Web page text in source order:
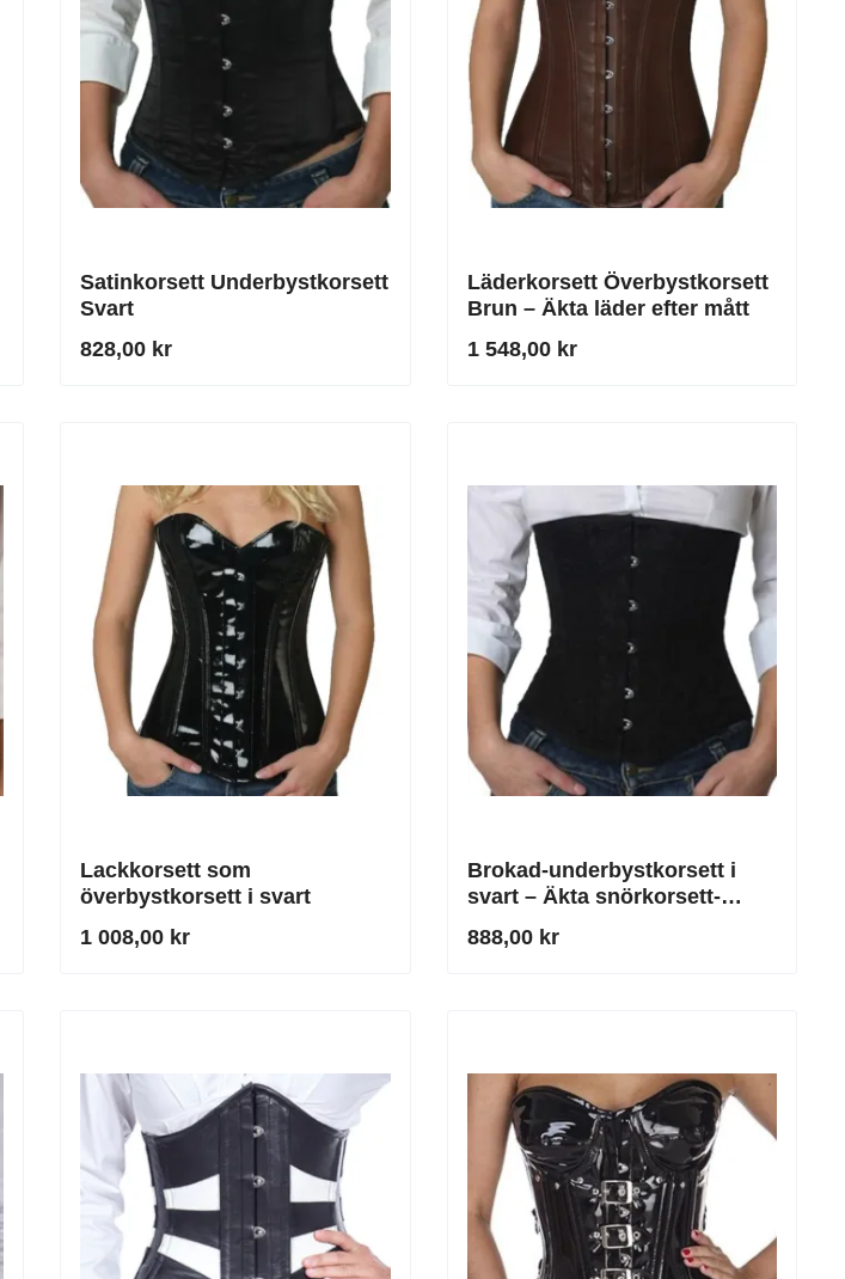
Satinkorsett Underbystkorsett
Svart
828,00 kr
Läderkorsett Överbystkorsett
Brun – Äkta läder efter mått
1 548,00 kr
Lackkorsett som
överbystkorsett i svart
1 008,00 kr
Brokad-underbystkorsett i
svart – Äkta snörkorsett-
korsett för midjereduktion
888,00 kr